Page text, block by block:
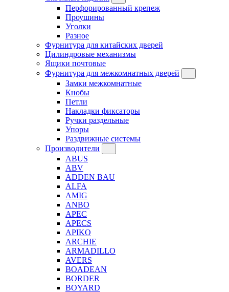
Перфорированный крепеж
Проушины
Уголки
Разное
Фурнитура для китайских дверей
Цилиндровые механизмы
Ящики почтовые
Фурнитура для межкомнатных дверей
Замки межкомнатные
Кнобы
Петли
Накладки фиксаторы
Ручки раздельные
Упоры
Раздвижные системы
Производители
ABUS
ABV
ADDEN BAU
ALFA
AMIG
ANBO
APEC
APECS
APIKO
ARCHIE
ARMADILLO
AVERS
BOADEAN
BORDER
BOYARD